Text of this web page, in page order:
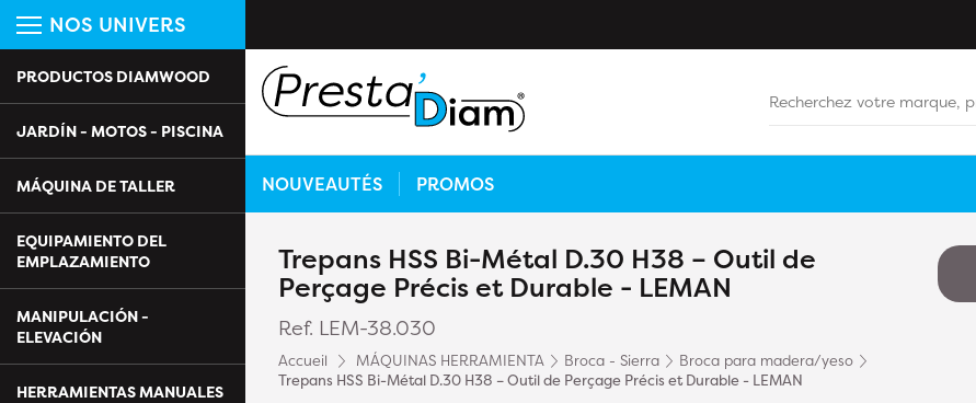
NOS UNIVERS
PRODUCTOS DIAMWOOD
JARDÍN - MOTOS - PISCINA
MÁQUINA DE TALLER
EQUIPAMIENTO DEL
EMPLAZAMIENTO
MANIPULACIÓN -
ELEVACIÓN
HERRAMIENTAS MANUALES
NOUVEAUTÉS PROMOS
Trepans HSS Bi-Métal D.30 H38 – Outil de
Perçage Précis et Durable - LEMAN
Ref. LEM-38.030
Accueil MÁQUINAS HERRAMIENTA Broca - Sierra
Broca para madera/yeso
Trepans HSS Bi-Métal D.30 H38 – Outil de Perçage Précis et Durable - LEMAN